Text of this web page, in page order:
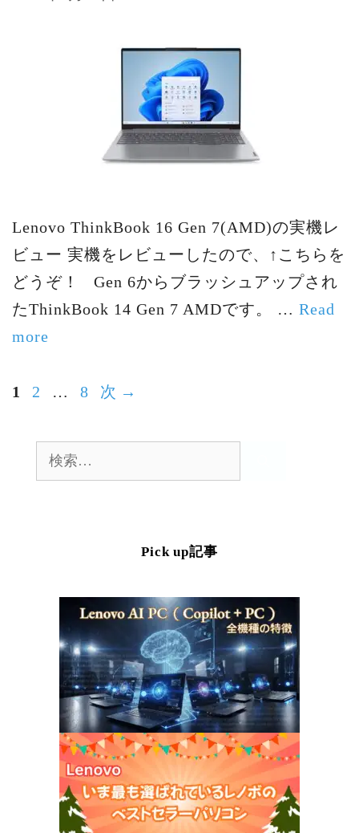
Lenovo ThinkBook 16 Gen 7(AMD)の実機レ
ビュー 実機をレビューしたので、↑こちらを
どうぞ！ Gen 6からブラッシュアップされ
たThinkBook 14 Gen 7 AMDです。 … Read
more
ペ
1
ペ
ジ
2 …
ペ
ジ
8 次 →
Pick up記事